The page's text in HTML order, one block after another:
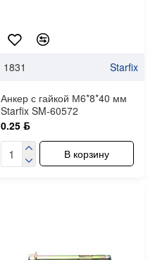
1831 Starfix
Анкер с гайкой М6*8*40 мм
Starfix SM-60572
0.25 ƃ
В корзину